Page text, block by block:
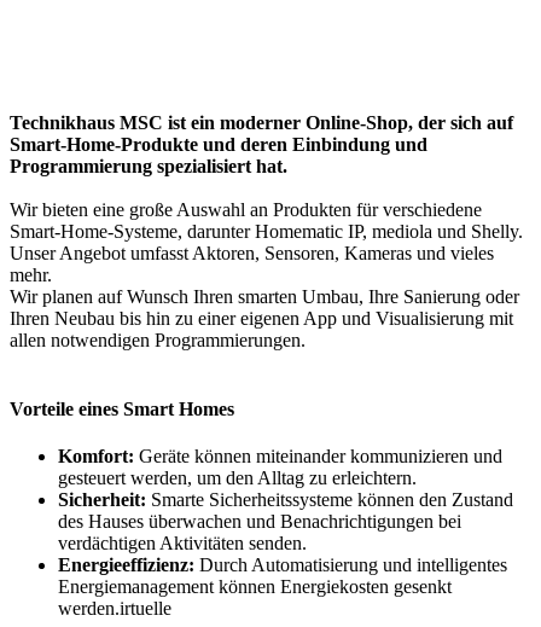
Technikhaus MSC ist ein moderner Online-Shop, der sich auf
Smart-Home-Produkte und deren Einbindung und
Programmierung spezialisiert hat.
Wir bieten eine große Auswahl an Produkten für verschiedene
Smart-Home-Systeme, darunter Homematic IP, mediola und Shelly.
Unser Angebot umfasst Aktoren, Sensoren, Kameras und vieles
mehr.
Wir planen auf Wunsch Ihren smarten Umbau, Ihre Sanierung oder
Ihren Neubau bis hin zu einer eigenen App und Visualisierung mit
allen notwendigen Programmierungen.
Vorteile eines Smart Homes
Komfort: Geräte können miteinander kommunizieren und
gesteuert werden, um den Alltag zu erleichtern.
Sicherheit: Smarte Sicherheitssysteme können den Zustand
des Hauses überwachen und Benachrichtigungen bei
verdächtigen Aktivitäten senden.
Energieeffizienz: Durch Automatisierung und intelligentes
Energiemanagement können Energiekosten gesenkt
werden.irtuelle